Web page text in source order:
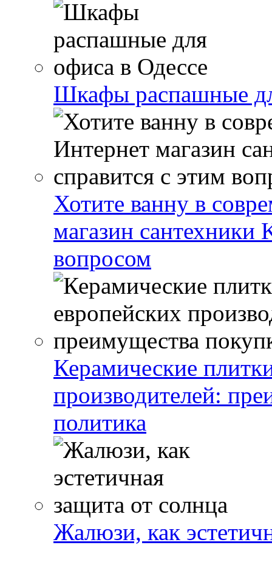
Шкафы распашные
Хотите ванну в
магазин сантехники
вопросом
Керамические
производителей:
политика
Жалюзи, как